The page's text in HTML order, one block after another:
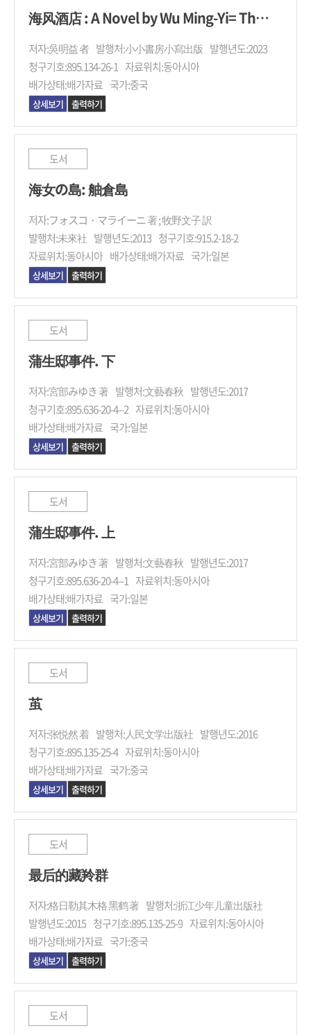
海风酒店 : A Novel by Wu Ming-Yi= The Sea Breeze Club
저자:吳明益 者 발행처:小小書房小寫出版 발행년도:2023
청구기호:895.134-26-1 자료위치:동아시아
배가상태:배가자료 국가:중국
상세보기 출력하기
도서
海女の島: 舳倉島
저자:フォスコ・マライーニ 著 ; 牧野文子 訳
발행처:未來社 발행년도:2013 청구기호:915.2-18-2
자료위치:동아시아 배가상태:배가자료 국가:일본
상세보기 출력하기
도서
蒲生邸事件. 下
저자:宮部みゆき 著 발행처:文藝春秋 발행년도:2017
청구기호:895.636-20-4--2 자료위치:동아시아
배가상태:배가자료 국가:일본
상세보기 출력하기
도서
蒲生邸事件. 上
저자:宮部みゆき 著 발행처:文藝春秋 발행년도:2017
청구기호:895.636-20-4--1 자료위치:동아시아
배가상태:배가자료 국가:일본
상세보기 출력하기
도서
茧
저자:张悦然 着 발행처:人民文学出版社 발행년도:2016
청구기호:895.135-25-4 자료위치:동아시아
배가상태:배가자료 국가:중국
상세보기 출력하기
도서
最后的藏羚群
저자:格日勒其木格 黑鹤 著 발행처:浙江少年儿童出版社
발행년도:2015 청구기호:895.135-25-9 자료위치:동아시아
배가상태:배가자료 국가:중국
상세보기 출력하기
도서